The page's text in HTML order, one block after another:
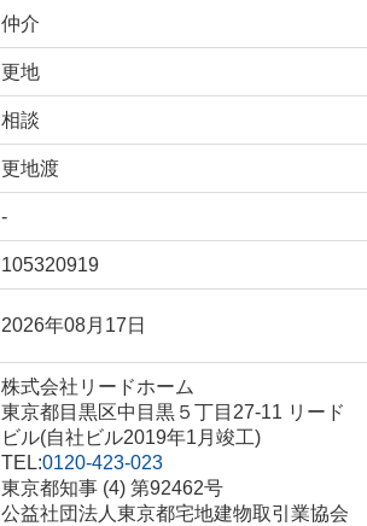
仲介
更地
相談
更地渡
-
105320919
2026年08月17日
株式会社リードホーム
東京都目黒区中目黒５丁目27-11 リード
ビル(自社ビル2019年1月竣工)
TEL:0120-423-023
東京都知事 (4) 第92462号
公益社団法人東京都宅地建物取引業協会